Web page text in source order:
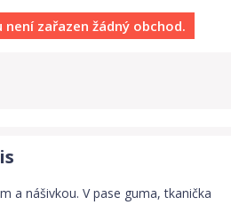
zařazen žádný obchod.
a nášivkou. V pase guma, tkanička